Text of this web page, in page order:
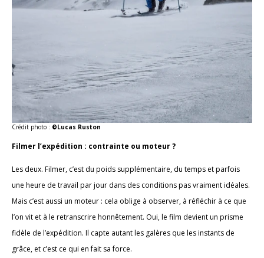
Crédit photo : ©Lucas Ruston
Filmer l’expédition : contrainte ou moteur ?
Les deux. Filmer, c’est du poids supplémentaire, du temps et parfois
une heure de travail par jour dans des conditions pas vraiment idéales.
Mais c’est aussi un moteur : cela oblige à observer, à réfléchir à ce que
l’on vit et à le retranscrire honnêtement. Oui, le film devient un prisme
fidèle de l’expédition. Il capte autant les galères que les instants de
grâce, et c’est ce qui en fait sa force.